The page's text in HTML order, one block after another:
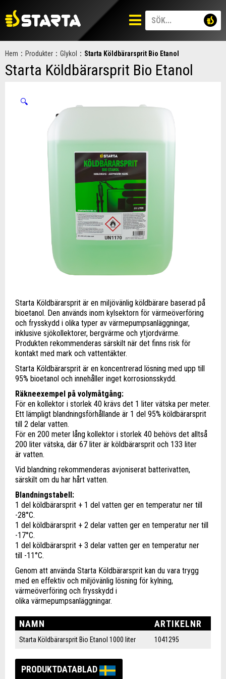
Hem : Produkter : Glykol : Starta Köldbärarsprit Bio Etanol
Starta Köldbärarsprit Bio Etanol
🔍
Starta Köldbärarsprit är en miljövänlig köldbärare baserad på
bioetanol. Den används inom kylsektorn för värmeöverföring
och frysskydd i olika typer av värmepumpsanläggningar,
inklusive sjökollektorer, bergvärme och ytjordvärme.
Produkten rekommenderas särskilt när det finns risk för
kontakt med mark och vattentäkter.
Starta Köldbärarsprit är en koncentrerad lösning med upp till
95% bioetanol och innehåller inget korrosionsskydd.
Räkneexempel på volymåtgång:
För en kollektor i storlek 40 krävs det 1 liter vätska per meter.
Ett lämpligt blandningsförhållande är 1 del 95% köldbärarsprit
till 2 delar vatten.
För en 200 meter lång kollektor i storlek 40 behövs det alltså
200 liter vätska, där 67 liter är köldbärarsprit och 133 liter
är vatten.
Vid blandning rekommenderas avjoniserat batterivatten,
särskilt om du har hårt vatten.
Blandningstabell:
1 del köldbärarsprit + 1 del vatten ger en temperatur ner till
-28°C.
1 del köldbärarsprit + 2 delar vatten ger en temperatur ner till
-17°C.
1 del köldbärarsprit + 3 delar vatten ger en temperatur ner
till -11°C.
Genom att använda Starta Köldbärarsprit kan du vara trygg
med en effektiv och miljövänlig lösning för kylning,
värmeöverföring och frysskydd i
olika värmepumpsanläggningar.
NAMN ARTIKELNR
Starta Köldbärarsprit Bio Etanol 1000 liter 1041295
PRODUKTDATABLAD